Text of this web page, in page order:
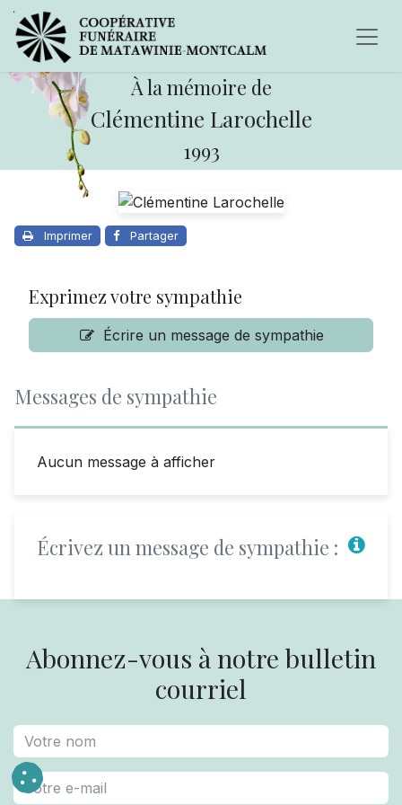
À la mémoire de
Clémentine Larochelle
1993
Imprimer Partager
Exprimez votre sympathie
Écrire un message de sympathie
Messages de sympathie
Aucun message à afficher
Écrivez un message de sympathie :
Abonnez-vous à notre bulletin
courriel